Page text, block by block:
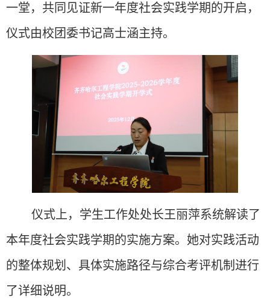
一堂，共同见证新一年度社会实践学期的开启 ，
仪式由校团委书记高士涵主持。
仪式上， 学生工作处处长王丽萍系统解读了
本年度社会实践学期的实施方案。她对实践活动
的整体规划、具体实施路径与综合考评机制进行
了详细说明。